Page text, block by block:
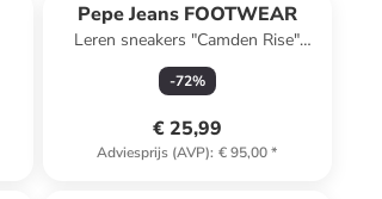
Pepe Jeans FOOTWEAR
Leren sneakers "Camden Rise"
wit/lichtroze
-72%
€ 25,99
Adviesprijs (AVP): € 95,00*